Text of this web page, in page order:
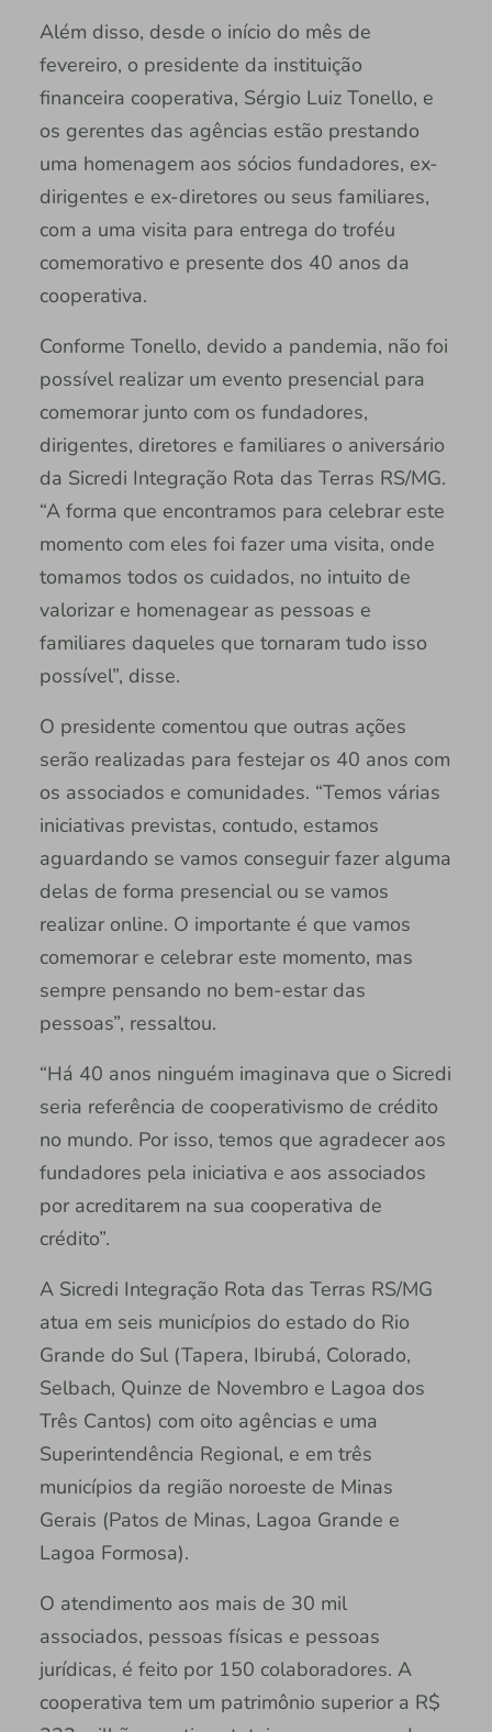
Além disso, desde o início do mês de
fevereiro, o presidente da instituição
financeira cooperativa, Sérgio Luiz Tonello, e
os gerentes das agências estão prestando
uma homenagem aos sócios fundadores, ex-
dirigentes e ex-diretores ou seus familiares,
com a uma visita para entrega do troféu
comemorativo e presente dos 40 anos da
cooperativa.
Conforme Tonello, devido a pandemia, não foi
possível realizar um evento presencial para
comemorar junto com os fundadores,
dirigentes, diretores e familiares o aniversário
da Sicredi Integração Rota das Terras RS/MG.
“A forma que encontramos para celebrar este
momento com eles foi fazer uma visita, onde
tomamos todos os cuidados, no intuito de
valorizar e homenagear as pessoas e
familiares daqueles que tornaram tudo isso
possível”, disse.
O presidente comentou que outras ações
serão realizadas para festejar os 40 anos com
os associados e comunidades. “Temos várias
iniciativas previstas, contudo, estamos
aguardando se vamos conseguir fazer alguma
delas de forma presencial ou se vamos
realizar online. O importante é que vamos
comemorar e celebrar este momento, mas
sempre pensando no bem-estar das
pessoas”, ressaltou.
“Há 40 anos ninguém imaginava que o Sicredi
seria referência de cooperativismo de crédito
no mundo. Por isso, temos que agradecer aos
fundadores pela iniciativa e aos associados
por acreditarem na sua cooperativa de
crédito”.
A Sicredi Integração Rota das Terras RS/MG
atua em seis municípios do estado do Rio
Grande do Sul (Tapera, Ibirubá, Colorado,
Selbach, Quinze de Novembro e Lagoa dos
Três Cantos) com oito agências e uma
Superintendência Regional, e em três
municípios da região noroeste de Minas
Gerais (Patos de Minas, Lagoa Grande e
Lagoa Formosa).
O atendimento aos mais de 30 mil
associados, pessoas físicas e pessoas
jurídicas, é feito por 150 colaboradores. A
cooperativa tem um patrimônio superior a R$